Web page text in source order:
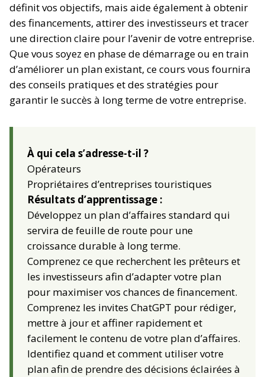
définit vos objectifs, mais aide également à obtenir
des financements, attirer des investisseurs et tracer
une direction claire pour l’avenir de votre entreprise.
Que vous soyez en phase de démarrage ou en train
d’améliorer un plan existant, ce cours vous fournira
des conseils pratiques et des stratégies pour
garantir le succès à long terme de votre entreprise.
À qui cela s’adresse-t-il ?
Opérateurs
Propriétaires d’entreprises touristiques
Résultats d’apprentissage :
Développez un plan d’affaires standard qui
servira de feuille de route pour une
croissance durable à long terme.
Comprenez ce que recherchent les prêteurs et
les investisseurs afin d’adapter votre plan
pour maximiser vos chances de financement.
Comprenez les invites ChatGPT pour rédiger,
mettre à jour et affiner rapidement et
facilement le contenu de votre plan d’affaires.
Identifiez quand et comment utiliser votre
plan afin de prendre des décisions éclairées à